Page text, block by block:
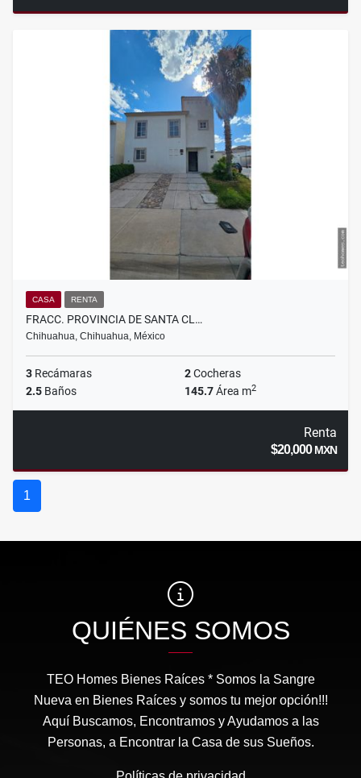
CASA RENTA
FRACC. PROVINCIA DE SANTA CL…
Chihuahua, Chihuahua, México
3 Recámaras 2Cocheras
2.5 Baños 145.7Área m2
Renta
$20,000MXN
1
QUIÉNES SOMOS
TEO Homes Bienes Raíces * Somos la Sangre
Nueva en Bienes Raíces y somos tu mejor opción!!!
Aquí Buscamos, Encontramos y Ayudamos a las
Personas, a Encontrar la Casa de sus Sueños.